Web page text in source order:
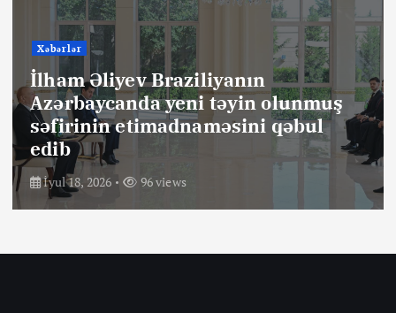
Xəbərlər
İlham Əliyev Braziliyanın
Azərbaycanda yeni təyin olunmuş
səfirinin etimadnaməsini qəbul
edib
İyul 18, 2026 96 views